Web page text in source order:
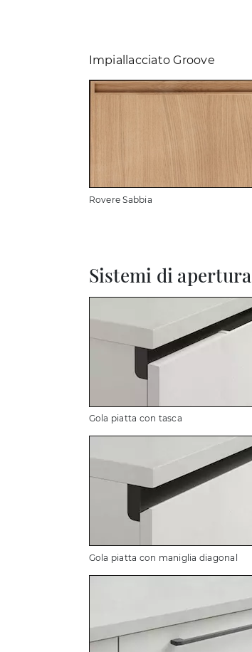
Impiallacciato Groove
Rovere Sabbia
Sistemi di apertura
Gola piatta con tasca
Gola piatta con maniglia diagonal